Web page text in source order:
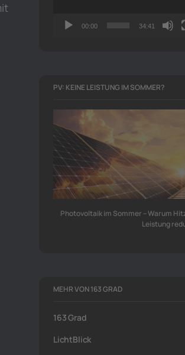
00:00 34:41
PV: KEINE LEISTUNG IM SOMMER?
Photovoltaik im Sommer – Warum
Leistung
MEHR VON 163 GRAD
163 Grad
LichtBlick